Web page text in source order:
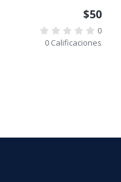
$50
0
0 Calificaciones